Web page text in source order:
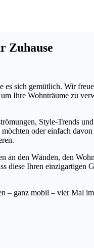
Zuhause
sich gemütlich. Wir
Ihre Wohnträume zu
Style-Trends
oder einfach
an den Wänden, den
diese Ihren
– ganz mobil – vier Mal